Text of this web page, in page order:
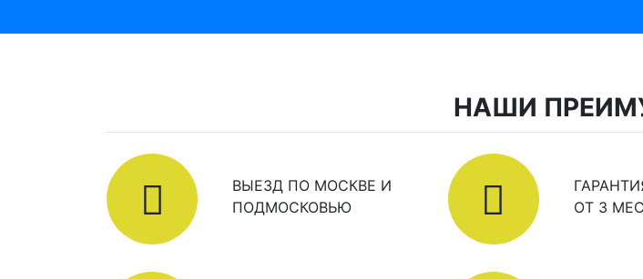
НАШИ
ВЫЕЗД ПО МОСКВЕ И
ПОДМОСКОВЬЮ
ОТ 3